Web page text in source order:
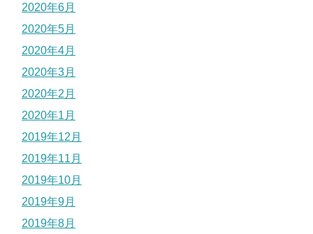
2020年6月
2020年5月
2020年4月
2020年3月
2020年2月
2020年1月
2019年12月
2019年11月
2019年10月
2019年9月
2019年8月